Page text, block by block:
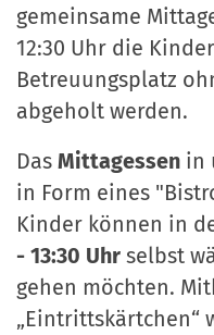
gemeinsame
12:30 Uhr die
Betreuungsplatz
abgeholt werden.
Das Mittagessen in
in Form eines
Kinder können in
- 13:30 Uhr selbst
gehen möchten.
„Eintrittskärtchen“